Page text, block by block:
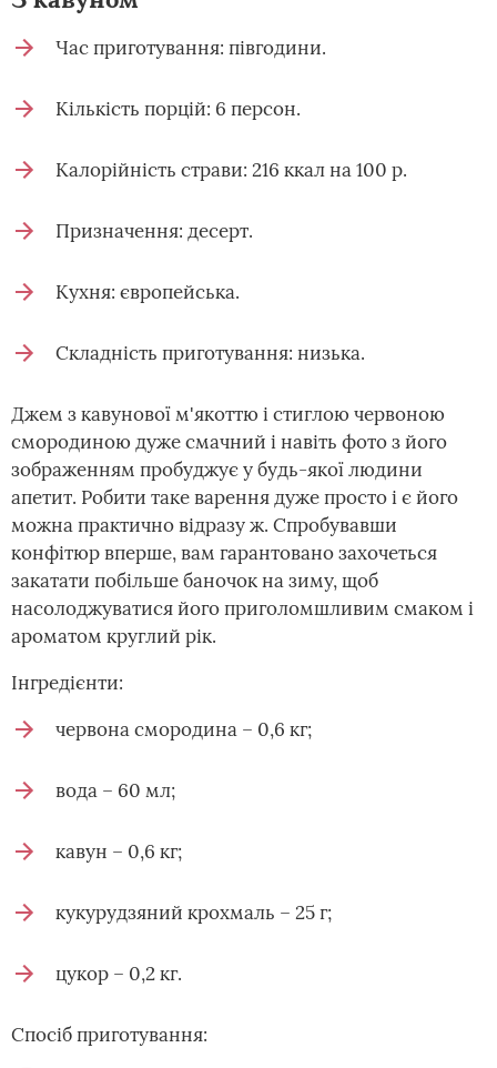
Час приготування: півгодини.
Кількість порцій: 6 персон.
Калорійність страви: 216 ккал на 100 р.
Призначення: десерт.
Кухня: європейська.
Складність приготування: низька.
Джем з кавунової м'якоттю і стиглою червоною
смородиною дуже смачний і навіть фото з його
зображенням пробуджує у будь-якої людини
апетит. Робити таке варення дуже просто і є його
можна практично відразу ж. Спробувавши
конфітюр вперше, вам гарантовано захочеться
закатати побільше баночок на зиму, щоб
насолоджуватися його приголомшливим смаком і
ароматом круглий рік.
Інгредієнти:
червона смородина – 0,6 кг;
вода – 60 мл;
кавун – 0,6 кг;
кукурудзяний крохмаль – 25 г;
цукор – 0,2 кг.
Спосіб приготування: